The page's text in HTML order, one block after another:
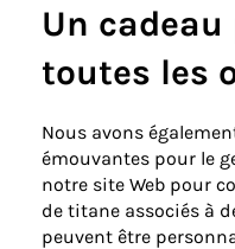
Un
toutes les
Nous avons
émouvantes pour le
notre site Web pour
de titane associés à
peuvent être